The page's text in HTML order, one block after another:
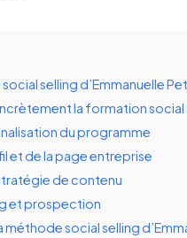
selling d’Emmanuelle
la formation social
du programme
et de la page entreprise
de contenu
et prospection
méthode social selling